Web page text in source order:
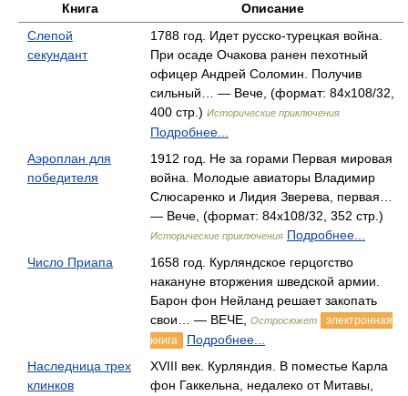
Книга
Описание
Слепой
секундант
1788 год. Идет русско-турецкая война.
При осаде Очакова ранен пехотный
офицер Андрей Соломин. Получив
сильный… — Вече, (формат: 84x108/32,
400 стр.) Исторические приключения
Подробнее...
Аэроплан для
победителя
1912 год. Не за горами Первая мировая
война. Молодые авиаторы Владимир
Слюсаренко и Лидия Зверева, первая…
— Вече, (формат: 84x108/32, 352 стр.)
Исторические приключения Подробнее...
Число Приапа
1658 год. Курляндское герцогство
накануне вторжения шведской армии.
Барон фон Нейланд решает закопать
свои… — ВЕЧЕ,
Остросюжет
электронная
книга
Подробнее...
Наследница трех
клинков
XVIII век. Курляндия. В поместье Карла
фон Гаккельна, недалеко от Митавы,